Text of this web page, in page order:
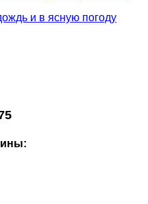
и в ясную погоду